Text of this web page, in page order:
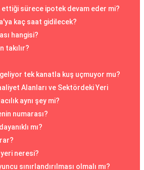
ettiği sürece ipotek devam eder mi?
kaç saat gidilecek?
hangisi?
takılır?
tek kanatla kuş uçmuyor mu?
Alanları ve Sektördeki Yeri
aynı şey mi?
numarası?
mı?
neresi?
sınırlandırılması olmalı mı?